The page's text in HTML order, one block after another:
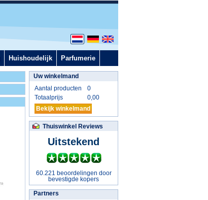
Huishoudelijk Parfumerie
Uw winkelmand
Aantal producten
0
Totaalprijs
0,00
Bekijk winkelmand
Thuiswinkel Reviews
Uitstekend
60.221 beoordelingen door
bevestigde kopers
Partners